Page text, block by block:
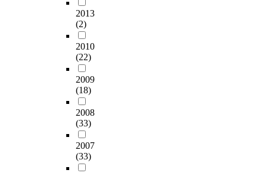
2013
(2)
2010
(22)
2009
(18)
2008
(33)
2007
(33)